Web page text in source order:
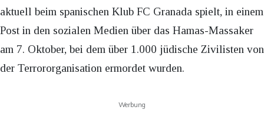
aktuell beim spanischen Klub FC Granada spielt, in einem
Post in den sozialen Medien über das Hamas-Massaker
am 7. Oktober, bei dem über 1.000 jüdische Zivilisten von
der Terrororganisation ermordet wurden.
Werbung